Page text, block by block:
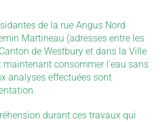
de la rue Angus Nord
Martineau (adresses entre les
de Westbury et dans la Ville
consommer l’eau sans
analyses effectuées sont
durant ces travaux qui